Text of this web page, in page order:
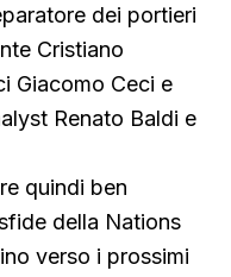
dei portieri
Cristiano
Giacomo Ceci e
Renato Baldi e
quindi ben
della Nations
verso i prossimi